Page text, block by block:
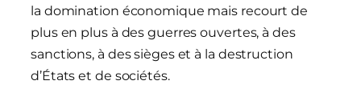
la domination économique mais recourt de
plus en plus à des guerres ouvertes, à des
sanctions, à des sièges et à la destruction
d’États et de sociétés.